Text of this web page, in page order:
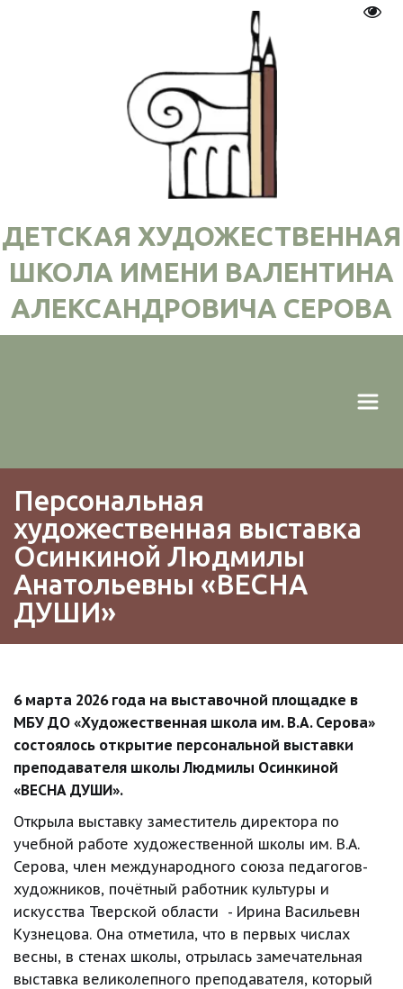
ДЕТСКАЯ ХУДОЖЕСТВЕННАЯ
ШКОЛА ИМЕНИ ВАЛЕНТИНА
АЛЕКСАНДРОВИЧА СЕРОВА
Персональная
художественная выставка
Осинкиной Людмилы
Анатольевны «ВЕСНА
ДУШИ»
6 марта 2026 года на выставочной площадке в
МБУ ДО «Художественная школа им. В.А. Серова»
состоялось открытие персональной выставки
преподавателя школы Людмилы Осинкиной
«ВЕСНА ДУШИ».
Открыла выставку заместитель директора по
учебной работе художественной школы им. В.А.
Серова, член международного союза педагогов-
художников, почётный работник культуры и
искусства Тверской области  - Ирина Васильевн
Кузнецова. Она отметила, что в первых числах
весны, в стенах школы, отрылась замечательная
выставка великолепного преподавателя, который